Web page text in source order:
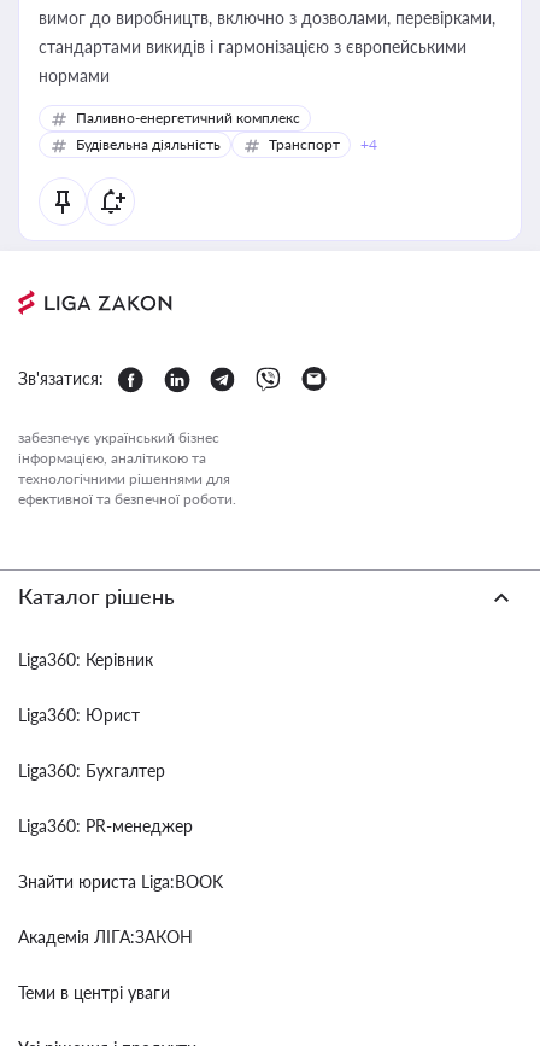
вимог до виробництв, включно з дозволами, перевірками,
стандартами викидів і гармонізацією з європейськими
нормами
Паливно-енергетичний комплекс
Будівельна діяльність
Транспорт +4
Зв'язатися:
забезпечує український бізнес
інформацією, аналітикою та
технологічними рішеннями для
ефективної та безпечної роботи.
Каталог рішень
Liga360: Керівник
Liga360: Юрист
Liga360: Бухгалтер
Liga360: PR-менеджер
Знайти юриста Liga:BOOK
Академія ЛІГА:ЗАКОН
Теми в центрі уваги